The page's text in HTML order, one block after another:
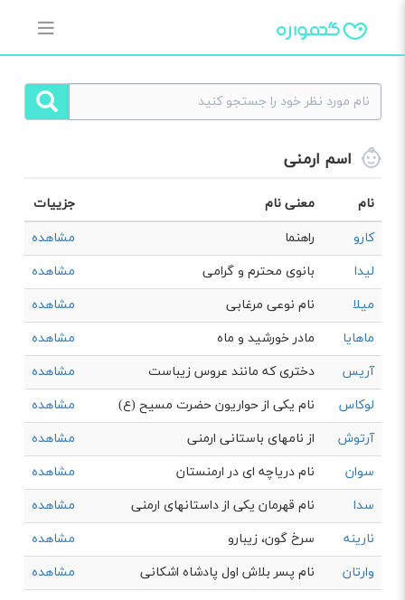
اسم ارمنی
نام معنی نام
جزییات
کارو
راهنما
مشاهده
لیدا
بانوی محترم و گرامی
مشاهده
میلا
نام نوعی مرغابی
مشاهده
ماهایا
مادر خورشید و ماه
مشاهده
آریس
ﺩﺧﺘﺮﻯ ﮐﻪ ﻣﺎﻧﻨﺪ ﻋﺮوﺱ زﯾﺒﺎﺳﺖ
مشاهده
لوکاس
نام یکی از حواریون حضرت مسیح (ع)
مشاهده
آرتوش
از نامهای باستانی ارمنی
مشاهده
سوان
نام دریاچه ای در ارمنستان
مشاهده
سدا
نام قهرمان یکی از داستانهای ارمنی
مشاهده
نارینه
سرخ گون، زیبارو
مشاهده
وارتان
نام پسر بلاش اول پادشاه اشکانی
مشاهده